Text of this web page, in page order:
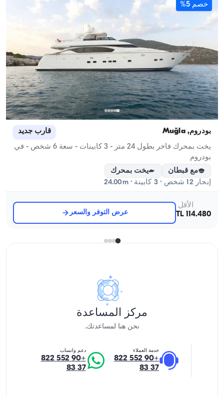
خصم 5%
بودروم, Muğla قارب جديد
يخت بمحرك فاخر بطول 24 متر - 3 كابينات - سعة 6 شخص - في
بودروم
مع قبطان
يخت بمحرك
إبحار 12 شخص · 3 كابينة · 24.00m
الأقل
114.480 TL
عرض التوفر والسعر
مركز المساعدة
نحن هنا لمساعدتك.
خدمة العملاء
+90 552 822
37 83
دعم واتساب
+90 552 822
37 83